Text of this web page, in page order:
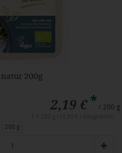
200g
2,19 €* / 200 g
200 g